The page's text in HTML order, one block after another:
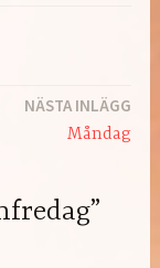
NÄSTA INLÄGG
Måndag